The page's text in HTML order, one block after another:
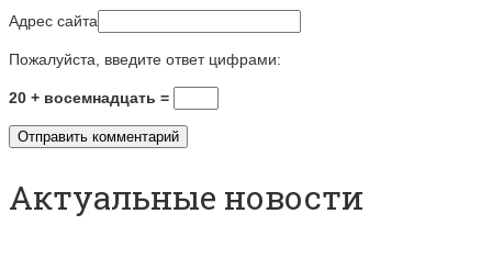
Адрес сайта
Пожалуйста, введите ответ цифрами:
20 + восемнадцать =
Актуальные новости